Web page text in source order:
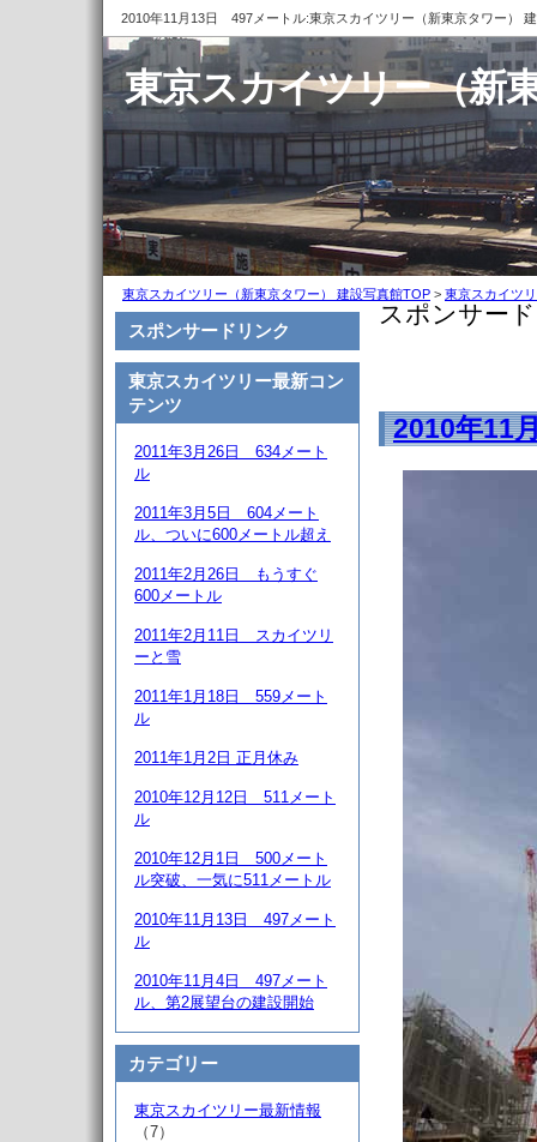
2010年11月13日 497メートル:東京スカイツリー（新東京タワー）
スポンサー
2010年11
スポンサードリンク
東京スカイツリー最新コン
テンツ
2011年3月26日 634メート
ル
2011年3月5日 604メート
ル、ついに600メートル超え
2011年2月26日 もうすぐ
600メートル
2011年2月11日 スカイツリ
ーと雪
2011年1月18日 559メート
ル
2011年1月2日 正月休み
2010年12月12日 511メート
ル
2010年12月1日 500メート
ル突破、一気に511メートル
2010年11月13日 497メート
ル
2010年11月4日 497メート
ル、第2展望台の建設開始
カテゴリー
東京スカイツリー最新情報
（7）
東京スカイツリー（新
東京スカイツリー（新東京タワー） 建設写真館TOP > 東京スカイツ